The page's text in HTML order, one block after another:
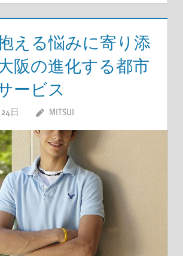
える悩みに寄り添
阪の進化する都市
ービス
日 MITSUI